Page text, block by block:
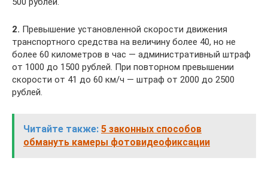
2. Превышение установленной скорости движения
транспортного средства на величину более 40, но не
более 60 километров в час — административный штраф
от 1000 до 1500 рублей. При повторном превышении
скорости от 41 до 60 км/ч — штраф от 2000 до 2500
рублей.
Читайте также: 5 законных способов
обмануть камеры фотовидеофиксации